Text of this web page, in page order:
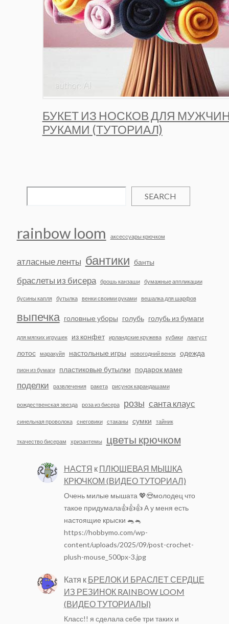
БУКЕТ ИЗ НОСКОВ ДЛЯ
РУКАМИ (ТУТОРИАЛ)
SEARCH
rainbow loom аксессуары крючком
атласные ленты бантики банты
браслеты из бисера брошь канзаши бумажные аппликации
бусины капля бутылка венки своими руками вешалка для шарфов
выпечка головные уборы голубь голубь из бумаги
для мягких игрушек из конфет ирландские кружева кубики лангуст
лотос маракуйя настольные игры новогодний венок одежда
пион из бумаги пластиковые бутылки подарок маме
поделки развлечения ракета рисунок карандашами
рождественская звезда роза из бисера розы санта клаус
синельная проволока снеговики стаканы сумки тайник
ткачество бисерам хризантемы цветы крючком
НАСТЯ к ПЛЮШЕВАЯ МЫШКА
КРЮЧКОМ (ВИДЕО ТУТОРИАЛ)
Очень милые мышата 💖😍молодец что
такое придумала👍👍👍 А у меня есть
настоящие крыски 🐀🐁
https://hobbymo.com/wp-
content/uploads/2025/09/post-crochet-
plush-mouse_500px-3.jpg
Катя к БРЕЛОК И БРАСЛЕТ СЕРДЦЕ
ИЗ РЕЗИНОК RAINBOW LOOM
(ВИДЕО ТУТОРИАЛЫ)
Класс!! я сделала себе три таких и